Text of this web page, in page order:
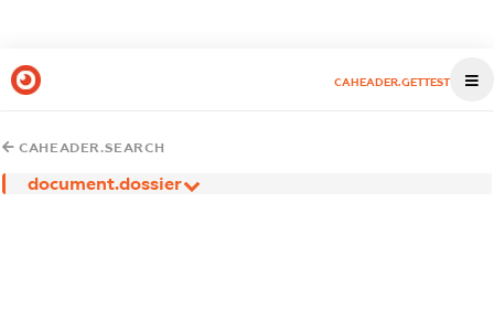
CAHEADER.GETTEST
CAHEADER.SEARCH
document.dossier